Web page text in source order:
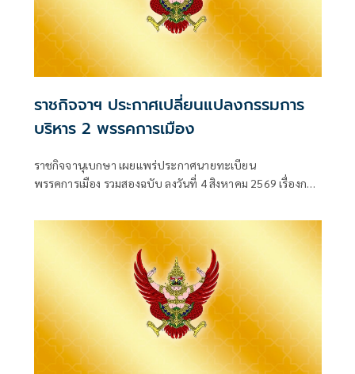
ราชกิจจาฯ ประกาศเปลี่ยนแปลงกรรมการ
บริหาร 2 พรรคการเมือง
ราชกิจจานุเบกษา เผยแพร่ประกาศนายทะเบียน
พรรคการเมือง รวมสองฉบับ ลงวันที่ 4 สิงหาคม 2569 เรื่องการ